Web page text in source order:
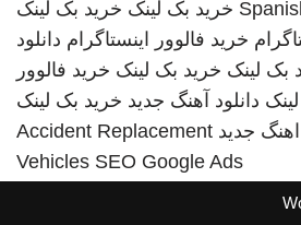
خرید بک لینک خرید بک لینک
خرید فالوور اینستاگرام دانلود
بک لینک خرید بک لینک خرید فالوور
دانلود آهنگ جدید خرید بک لینک
اهنگ جدید Accident Replacement
Vehicles SEO Google Ads